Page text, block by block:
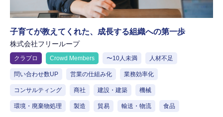
子育てが教えてくれた、成長する組織への第一歩
株式会社フリーループ
クラプロ Crowd Members 〜10人未満 人材不足
問い合わせ数UP 営業の仕組み化 業務効率化
コンサルティング 商社 建設・建築 機械
環境・廃棄物処理 製造 貿易 輸送・物流 食品